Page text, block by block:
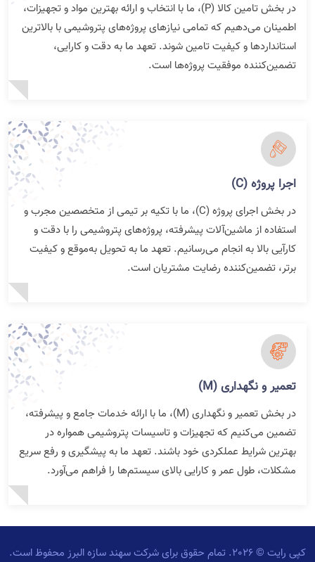
در بخش تامین کالا (P)، ما با انتخاب و ارائه بهترین مواد و تجهیزات،
اطمینان می‌دهیم که تمامی نیازهای پروژه‌های پتروشیمی با بالاترین
استانداردها و کیفیت تامین شوند. تعهد ما به دقت و کارایی،
تضمین‌کننده موفقیت پروژه‌ها است.
اجرا پروژه (C)
در بخش اجرای پروژه (C)، ما با تکیه بر تیمی از متخصصین مجرب و
استفاده از ماشین‌آلات پیشرفته، پروژه‌های پتروشیمی را با دقت و
کارآیی بالا به انجام می‌رسانیم. تعهد ما به تحویل به‌موقع و کیفیت
برتر، تضمین‌کننده رضایت مشتریان است.
تعمیر و نگهداری (M)
در بخش تعمیر و نگهداری (M)، ما با ارائه خدمات جامع و پیشرفته،
تضمین می‌کنیم که تجهیزات و تاسیسات پتروشیمی همواره در
بهترین شرایط عملکردی خود باشند. تعهد ما به پیشگیری و رفع سریع
مشکلات، طول عمر و کارایی بالای سیستم‌ها را فراهم می‌آورد.
کپی رایت © 2026. تمام حقوق برای شرکت سهند سازه البرز محفوظ است.